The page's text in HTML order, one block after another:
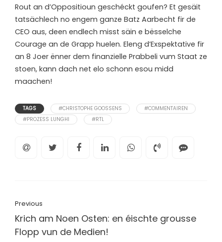
Rout an d’Oppositioun geschéckt goufen? Et gesäit
tatsächlech no engem ganze Batz Aarbecht fir de
CEO aus, deen endlech misst säin e bësselche
Courage an de Grapp huelen. Eleng d’Exspektative fir
an 8 Joer ënner dem finanzielle Prabbeli vum Staat ze
stoen, kann dach net elo schonn esou midd
maachen!
TAGS #CHRISTOPHE GOOSSENS
#COMMENTAIREN
#PROZESS LUNGHI
#RTL
Previous
Krich am Noen Osten: en éischte grousse
Flopp vun de Medien!